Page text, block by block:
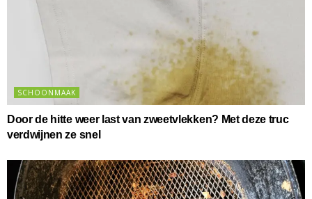
SCHOONMAAK
Door de hitte weer last van zweetvlekken? Met deze truc
verdwijnen ze snel